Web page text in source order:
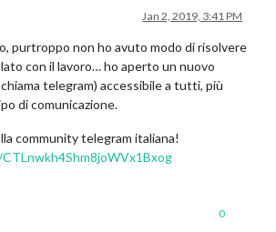
Jan 2, 2019, 3:41 PM
purtroppo non ho avuto modo di risolvere
con il lavoro… ho aperto un nuovo
telegram) accessibile a tutti, più
di comunicazione.
community telegram italiana!
0